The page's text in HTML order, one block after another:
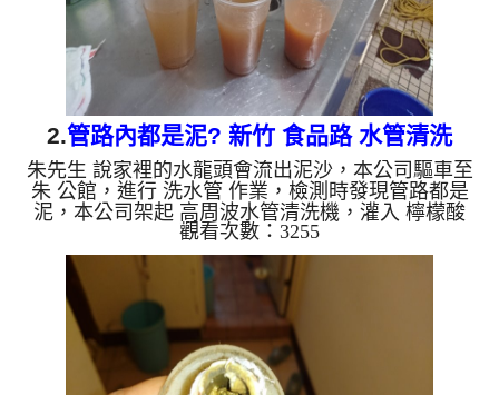
2.管路內都是泥? 新竹 食品路 水管清洗
朱先生 說家裡的水龍頭會流出泥沙，本公司驅車至
朱 公館，進行 洗水管 作業，檢測時發現管路都是
泥，本公司架起 高周波水管清洗機，灌入 檸檬酸
水 至管路裡面，等了約15分，開啟 水管清洗機 ，啟
動 螺旋波 模式，一開始就洗出棕色髒水，源源不
絕，如下圖片影片，兩個小時後，水變乾淨出水量也
變大了!! 如是自來水，如水管老化，會產生鐵鏽跟泥
沙堆積，洗出來的水就會是咖啡色，地下水含有氧化
錳，管壁上會結成黑色管垢，洗出來的水會跟石油一
樣黑，有些洗出綠色的水，是因為裡面有銅的物質，
生鏽產生銅綠，如是藍...
觀看次數：3255